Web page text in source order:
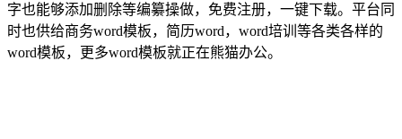
字也能够添加删除等编纂操做，免费注册，一键下载。平台同
时也供给商务word模板，简历word，word培训等各类各样的
word模板，更多word模板就正在熊猫办公。